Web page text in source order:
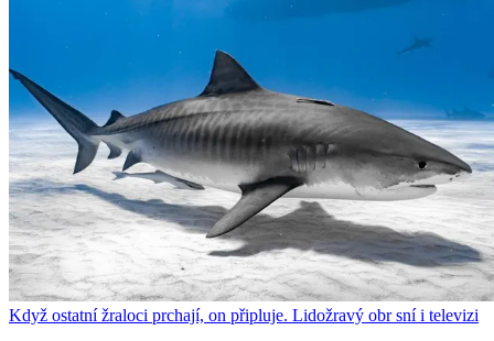
Když ostatní žraloci prchají, on připluje. Lidožravý obr sní i televizi